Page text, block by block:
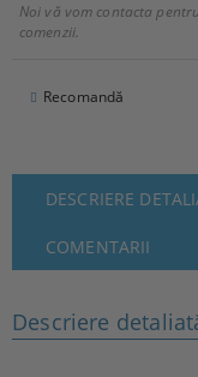
Noi vă vom contacta
comenzii.
Recomandă
DESCRIERE
COMENTARII
Descriere